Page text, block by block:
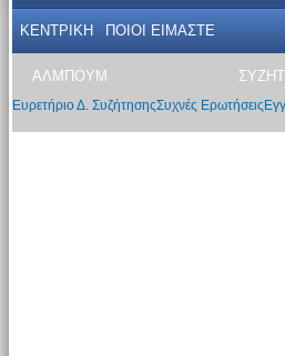
ΚΕΝΤΡΙΚΗ ΠΟΙΟΙ ΕΙΜΑΣΤΕ
ΑΛΜΠΟΥΜ
Ευρετήριο Δ. ΣυζήτησηςΣυχνές Ερωτήσεις